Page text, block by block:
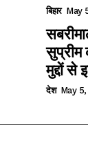
बिहार May
सुप्रीम
मुद्दों से
देश May